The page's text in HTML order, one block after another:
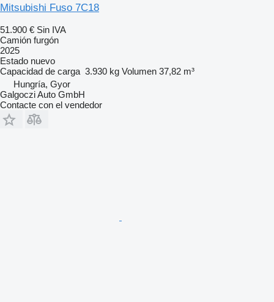
Mitsubishi Fuso 7C18
51.900 € Sin IVA
Camión furgón
2025
Estado nuevo
Capacidad de carga 3.930 kg Volumen 37,82 m³
Hungría, Gyor
Galgoczi Auto GmbH
Contacte con el vendedor